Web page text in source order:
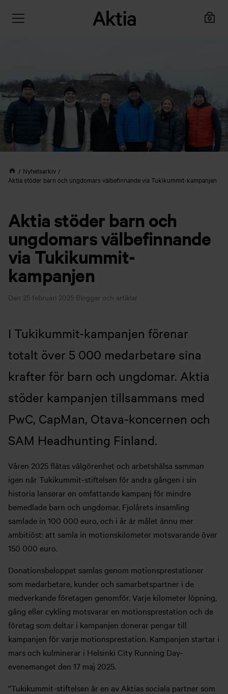
Nyhetsarkiv
Aktia stöder barn och ungdomars välbefinnande via Tukikummit-kampanjen
Aktia stöder barn och
ungdomars välbefinnande
via Tukikummit-
kampanjen
Den 25 februari 2025 Bloggar och artiklar
I Tukikummit-kampanjen förenar
totalt över 5 000 medarbetare sina
krafter för barn och ungdomar. Aktia
stöder kampanjen tillsammans med
PwC, CapMan, Otava-koncernen och
SAM Headhunting Finland.
Våren 2025 flätas välgörenhet och arbetshälsa samman
igen när Tukikummit-stiftelsen för andra gången i sin
historia lanserar en omfattande kampanj för mindre
bemedlade barn och ungdomar. Fjolårets insamling
samlade in 100 000 euro, och i år är målet ännu mer
ambitiöst: att samla in motionskilometer motsvarande över
150 000 euro.
Donationsbeloppet samlas genom motionsprestationer
som medarbetare, kunder och samarbetspartner i de
medverkande företagen genomför. Varje kilometer löpning,
gång eller cykling motsvarar en motionsprestation och de
företag som deltar i kampanjen donerar pengar till
kampanjen för varje motionsprestation. Kampanjen startar i
mars och kulminerar i Helsinki City Running Day-
evenemanget den 17 maj 2025.
”Tukikummit-stiftelsen är en av Aktias sociala partner som